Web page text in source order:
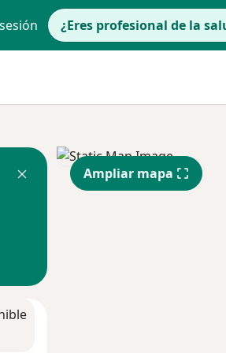
¿Eres profesional de la
Ampliar mapa